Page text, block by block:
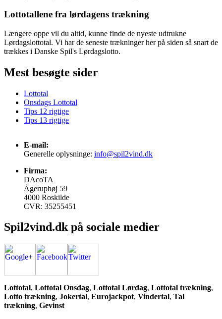
Lottotallene fra lørdagens trækning
Længere oppe vil du altid, kunne finde de nyeste udtrukne
Lørdagslottotal. Vi har de seneste trækninger her på siden så snart de
trækkes i Danske Spil's Lørdagslotto.
Mest besøgte sider
Lottotal
Onsdags Lottotal
Tips 12 rigtige
Tips 13 rigtige
E-mail:
Generelle oplysninge: info@spil2vind.dk
Firma:
DAcoTA
Ågeruphøj 59
4000 Roskilde
CVR: 35255451
Spil2vind.dk på sociale medier
Lottotal, Lottotal Onsdag, Lottotal Lørdag, Lottotal trækning,
Lotto trækning, Jokertal, Eurojackpot, Vindertal, Tal
trækning, Gevinst